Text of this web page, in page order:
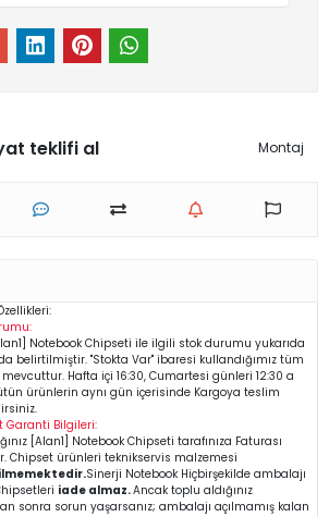
teklifi al Montaj
Notebook Chipseti ile ilgili stok durumu yukarıda
belirtilmiştir. "Stokta Var" ibaresi kullandığımız tüm
Hafta içi 16:30, Cumartesi günleri 12:30 a
ürünlerin aynı gün içerisinde Kargoya teslim
Garanti Bilgileri:
[Alan1] Notebook Chipseti tarafınıza Faturası
Chipset ürünleri teknikservis malzemesi
Sinerji Notebook Hiçbirşekilde ambalajı
iade almaz.Ancak toplu aldığınız
sonra sorun yaşarsanız; ambalajı açılmamış kalan